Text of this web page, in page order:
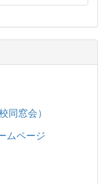
同窓会）
ムページ